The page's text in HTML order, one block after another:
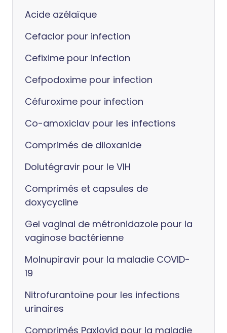
Acide azélaïque
Cefaclor pour infection
Cefixime pour infection
Cefpodoxime pour infection
Céfuroxime pour infection
Co-amoxiclav pour les infections
Comprimés de diloxanide
Dolutégravir pour le VIH
Comprimés et capsules de
doxycycline
Gel vaginal de métronidazole pour la
vaginose bactérienne
Molnupiravir pour la maladie COVID-
19
Nitrofurantoïne pour les infections
urinaires
Comprimés Paxlovid pour la maladie